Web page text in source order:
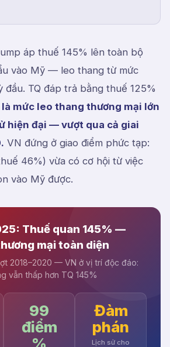
áp thuế 145% lên toàn bộ
vào Mỹ — leo thang từ mức
đầu. TQ đáp trả bằng thuế 125%
mức leo thang thương mại lớn
hiện đại — vượt qua cả giai
VN đứng ở giao điểm phức tạp:
46%) vừa có cơ hội từ việc
vào Mỹ được.
Thuế quan 145% —
mại toàn diện
2018–2020 — VN ở vị trí độc đáo:
vẫn thấp hơn TQ 145%
99
điểm
%
Đàm
phán
Lịch sử cho